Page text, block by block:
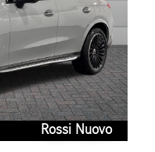
Rossi Nuovo